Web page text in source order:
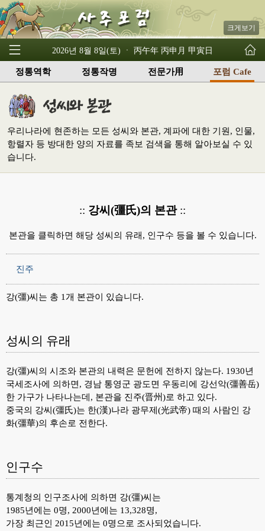
크게보기
2026년 8월 8일(토) ㆍ 丙午年 丙申月 甲寅日
정통역학 정통작명 전문가用 포럼 Cafe
우리나라에 현존하는 모든 성씨와 본관, 계파에 대한 기원, 인물,
항렬자 등 방대한 양의 자료를 족보 검색을 통해 알아보실 수 있
습니다.
:: 강씨(彊氏)의 본관::
본관을 클릭하면 해당 성씨의 유래, 인구수 등을 볼 수 있습니다.
진주
강(彊)씨는 총 1개 본관이 있습니다.
성씨의 유래
강(彊)씨의 시조와 본관의 내력은 문헌에 전하지 않는다. 1930년
국세조사에 의하면, 경남 통영군 광도면 우동리에 강선악(彊善岳)
한 가구가 나타나는데, 본관을 진주(晋州)로 하고 있다.
중국의 강씨(彊氏)는 한(漢)나라 광무제(光武帝) 때의 사람인 강
화(彊華)의 후손로 전한다.
인구수
통계청의 인구조사에 의하면 강(彊)씨는
1985년에는 0명, 2000년에는 13,328명,
가장 최근인 2015년에는 0명으로 조사되었습니다.